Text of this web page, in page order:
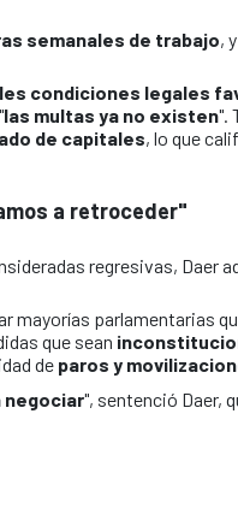
semanales de trabajo,
condiciones legales
las multas ya no existen".
de capitales, lo que
a retroceder"
regresivas, Daer
mayorías parlamentarias
que sean
de paros y
negociar", sentenció Daer,